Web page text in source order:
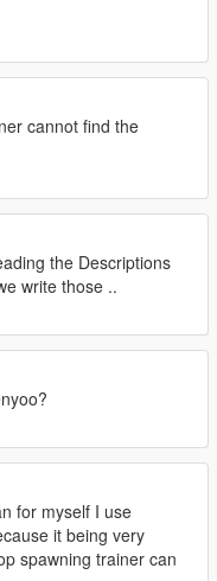
cannot find the
the Descriptions
write those ..
for myself I use
it being very
spawning trainer can